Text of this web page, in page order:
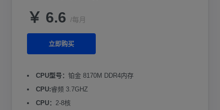
￥ 6.6 /每月
立即购买
CPU型号： 铂金 8170M DDR4内存
CPU:睿频 3.7GHZ
CPU： 2-8核